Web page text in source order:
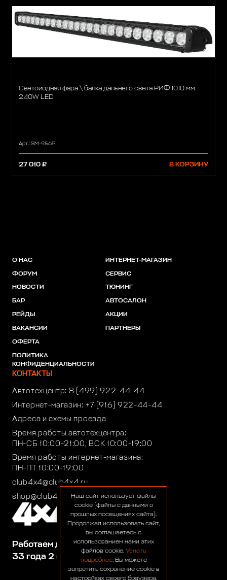
Светоиодная фара \ балка дальнего света РИФ 1010 мм
240W LED
Арт.: SM-956P
27 010 ₽ В КОРЗИНУ
Работаем для вас:
33 года 2 месяца 23 дня
О НАС
ФОРУМ
НОВОСТИ
БАР
РЕЙДЫ
ВАКАНСИИ
ОФЕРТА
ПОЛИТИКА
КОНФИДЕНЦИАЛЬНОСТИ
ИНТЕРНЕТ-МАГАЗИН
СЕРВИС
ТЮНИНГ
АВТОСАЛОН
АКЦИИ
ПАРТНЕРЫ
КОНТАКТЫ
Автотехцентр: 8 (499) 922-44-44
Интернет-магазин: +7 (916) 922-44-44
Адреса и схемы проезда
Время работы автотехцентра:
ПН-СБ 10:00-21:00, ВСК 10:00-19:00
Время работы интернет-магазина:
ПН-ПТ 10:00-19:00
club4x4@club4x4.ru
shop@club4x4.ruНаш сайт использует файлы
cookie (файлы с данными о
прошлых посещениях сайта).
Продолжая использовать сайт,
вы соглашаетесь с
использованием нами этих
файлов cookie. Узнать
подробнее. Вы можете
запретить сохранение cookie в
настройках своего браузера.